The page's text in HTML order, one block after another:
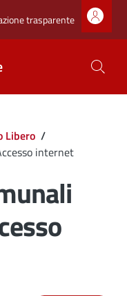
superiore
trasparente
Libero /
internet